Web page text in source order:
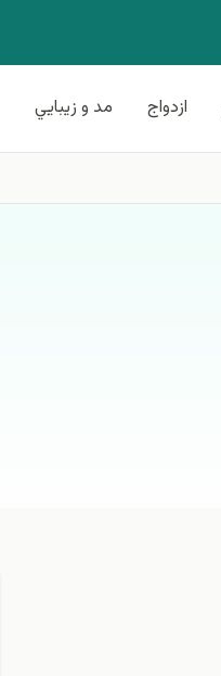
ازدواج مد و زيبايي